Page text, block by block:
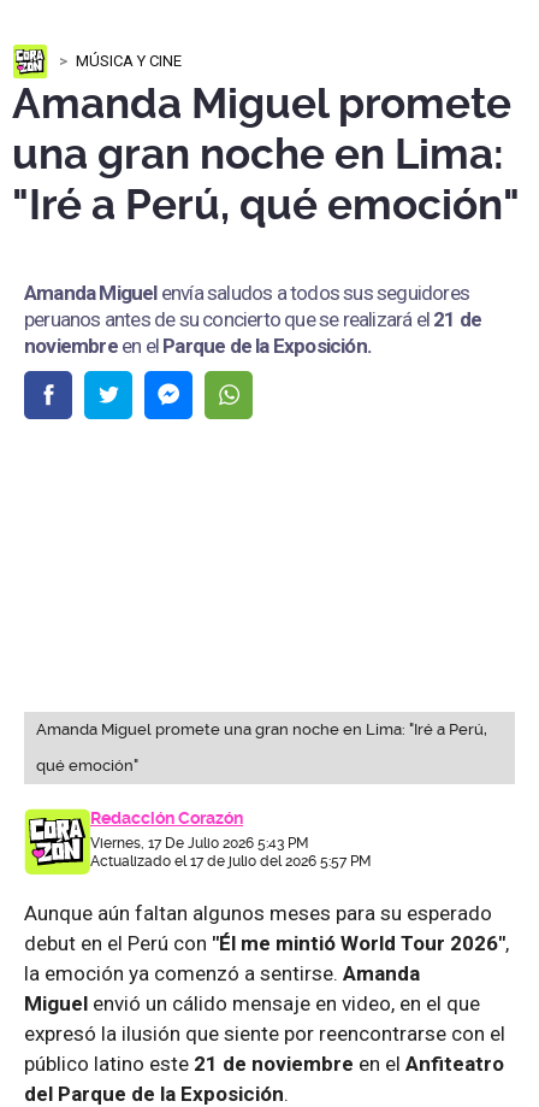
MÚSICA Y CINE
Amanda Miguel promete
una gran noche en Lima:
"Iré a Perú, qué emoción"
Amanda Miguel envía saludos a todos sus seguidores
peruanos antes de su concierto que se realizará el 21 de
noviembre en el Parque de la Exposición.
Amanda Miguel promete una gran noche en Lima: "Iré a Perú,
qué emoción"
Redacción Corazón
Viernes, 17 De Julio 2026 5:43 PM
Actualizado el 17 de julio del 2026 5:57 PM
Aunque aún faltan algunos meses para su esperado
debut en el Perú con "Él me mintió World Tour 2026",
la emoción ya comenzó a sentirse. Amanda
Miguel envió un cálido mensaje en video, en el que
expresó la ilusión que siente por reencontrarse con el
público latino este 21 de noviembre en el Anfiteatro
del Parque de la Exposición.